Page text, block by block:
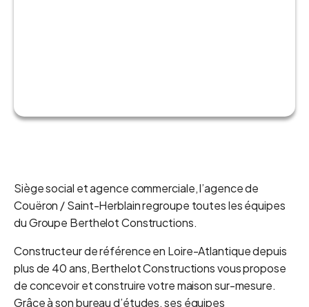
Siège social et agence commerciale, l’agence de
Couëron / Saint-Herblain regroupe toutes les équipes
du Groupe Berthelot Constructions.
Constructeur de référence en Loire-Atlantique depuis
plus de 40 ans, Berthelot Constructions vous propose
de concevoir et construire votre maison sur-mesure.
Grâce à son bureau d’études, ses équipes